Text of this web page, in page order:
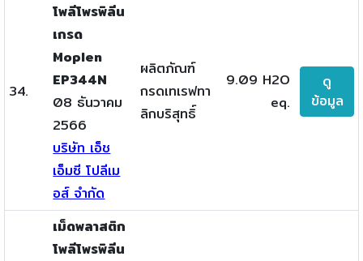
34.
โพลีโพรพิลีน
เกรด
Moplen
EP344N
08 ธันวาคม
2566
บริษัท เอ็ช
เอ็มซี โปลีเม
อส์ จำกัด
ผลิตภัณฑ์
กรดเทเรฟทา
ลิกบริสุทธิ์
9.09 H2O
eq.
ดู
ข้อมูล
เม็ดพลาสติก
โพลีโพรพิลีน